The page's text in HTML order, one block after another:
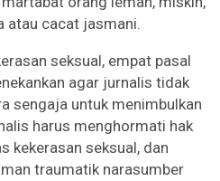
atau cacat jasmani.
seksual, empat pasal
agar jurnalis tidak
sengaja untuk menimbulkan
harus menghormati hak
kekerasan seksual, dan
traumatik narasumber